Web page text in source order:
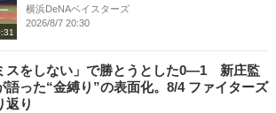
横浜DeNAベイスターズ
2026/8/7 20:30
スをしない」で勝とうとした0―1 新庄監
語った“金縛り”の表面化。8/4 ファイターズ
返り